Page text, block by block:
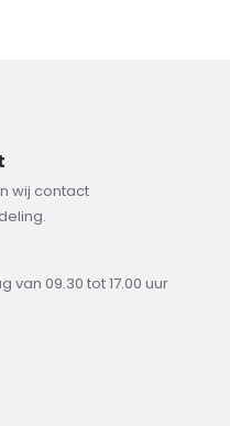
wij contact
09.30 tot 17.00 uur